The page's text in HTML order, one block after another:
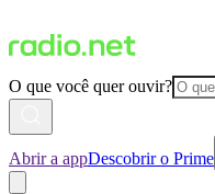
O que você quer ouvir?
Abrir a appDescobrir o Prime